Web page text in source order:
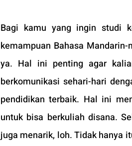
Bagi kamu yang ingin studi
kemampuan Bahasa
ya. Hal ini penting agar
berkomunikasi sehari-hari
pendidikan terbaik. Hal ini
untuk bisa berkuliah disana.
juga menarik, loh. Tidak hanya